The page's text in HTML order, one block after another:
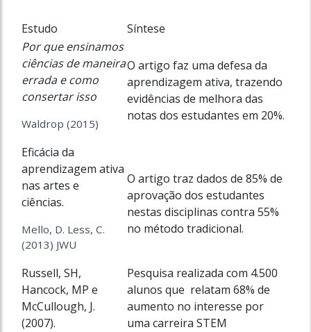
Estudo
Síntese
Por que ensinamos
ciências de maneira
errada e como
consertar isso
Waldrop (2015)
O artigo faz uma defesa da
aprendizagem ativa, trazendo
evidências de melhora das
notas dos estudantes em 20%.
Eficácia da
aprendizagem ativa
nas artes e
ciências.
Mello, D. Less, C.
(2013) JWU
O artigo traz dados de 85% de
aprovação dos estudantes
nestas disciplinas contra 55%
no método tradicional.
Russell, SH,
Hancock, MP e
McCullough, J.
(2007).
Pesquisa realizada com 4.500
alunos que relatam 68% de
aumento no interesse por
uma carreira STEM